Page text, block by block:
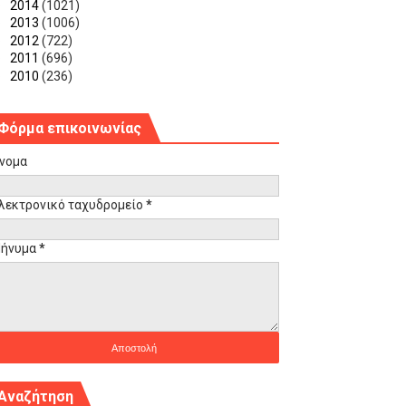
2014(1021)
2013 (1006)
2012 (722)
2011 (696)
2010 (236)
επικοινωνίας
ταχυδρομείο *
*